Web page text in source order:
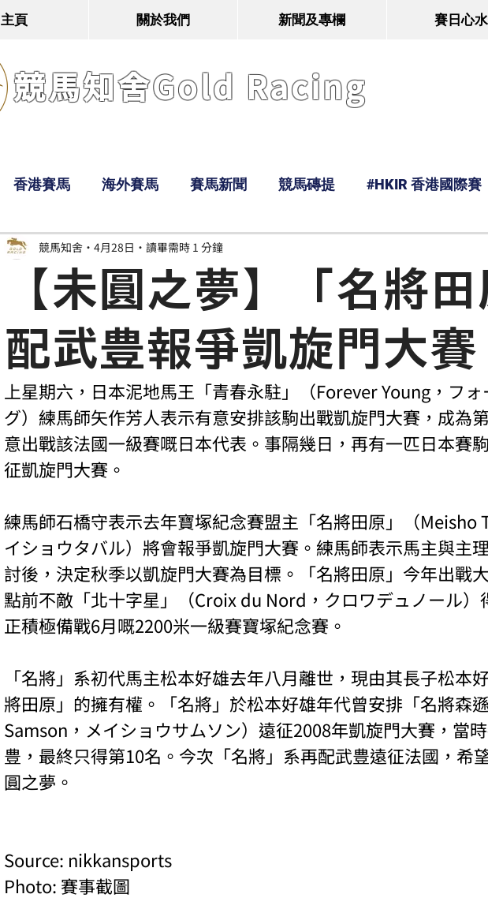
主頁 關於我們 新聞及專欄 賽日心水
競馬知舍Gold Racing
香港賽馬 海外賽馬 賽馬新聞 競馬磚提 #HKIR 香港國際賽
Bobby 超仔 Tony 鹿
【未圓之夢】「名將
配武豊報爭凱旋門大賽
競馬知舍 4月28日 讀畢需時 1 分鐘
上星期六，日本泥地馬王「青春永駐」（Forever Young，フ
グ）練馬師矢作芳人表示有意安排該駒出戰凱旋門大賽，成為
意出戰該法國一級賽嘅日本代表。事隔幾日，再有一匹日本賽
征凱旋門大賽。
練馬師石橋守表示去年寶塚紀念賽盟主「名將田原」（Meisho
イショウタバル）將會報爭凱旋門大賽。練馬師表示馬主與主
討後，決定秋季以凱旋門大賽為目標。「名將田原」今年出戰
點前不敵「北十字星」（Croix du Nord，クロワデュノール）
正積極備戰6月嘅2200米一級賽寶塚紀念賽。
「名將」系初代馬主松本好雄去年八月離世，現由其長子松本
將田原」的擁有權。「名將」於松本好雄年代曾安排「名將森
Samson，メイショウサムソン）遠征2008年凱旋門大賽，當
豊，最終只得第10名。今次「名將」系再配武豊遠征法國，希
圓之夢。
Source: nikkansports
Photo: 賽事截圖